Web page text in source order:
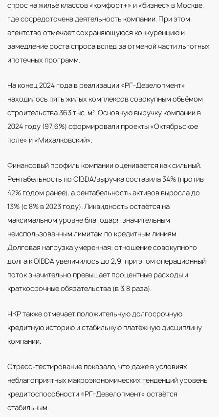
спрос на жильё классов «комфорт+» и «бизнес» в Москве,
где сосредоточена деятельность компании. При этом
агентство отмечает сохраняющуюся конкуренцию и
замедление роста спроса вслед за отменой части льготных
ипотечных программ.
На конец 2024 года в реализации «РГ-Девелопмент»
находилось пять жилых комплексов совокупным объёмом
строительства 363 тыс. м². Основную выручку компании в
2024 году (97,6%) сформировали проекты «Октябрьское
поле» и «Михалковский».
Финансовый профиль компании оценивается как сильный.
Рентабельность по OIBDA/выручка составила 34% (против
42% годом ранее), а рентабельность активов выросла до
13% (с 8% в 2023 году). Ликвидность остаётся на
максимальном уровне благодаря значительным
неиспользованным лимитам по кредитным линиям.
Долговая нагрузка умеренная: отношение совокупного
долга к OIBDA увеличилось до 2,9, при этом операционный
поток значительно превышает процентные расходы и
краткосрочные обязательства (в 3,8 раза).
НКР также отмечает положительную долгосрочную
кредитную историю и стабильную платёжную дисциплину
компании.
Стресс-тестирование показало, что даже в условиях
неблагоприятных макроэкономических тенденций уровень
кредитоспособности «РГ-Девелопмент» остаётся
стабильным.